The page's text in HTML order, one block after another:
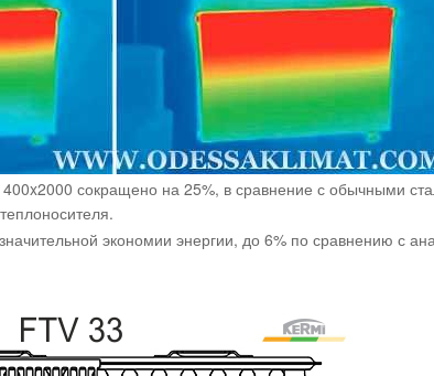
сокращено на 25%, в сравнение с обычными
экономии энергии, до 6% по сравнению с